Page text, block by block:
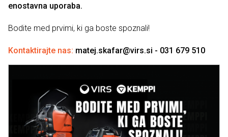
enostavna uporaba.
Bodite med prvimi, ki ga boste spoznali!
Kontaktirajte nas: matej.skafar@virs.si - 031 679 510